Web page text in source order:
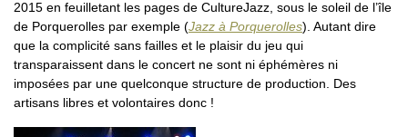
2015 en feuilletant les pages de CultureJazz, sous le soleil de l’île
de Porquerolles par exemple (Jazz à Porquerolles). Autant dire
que la complicité sans failles et le plaisir du jeu qui
transparaissent dans le concert ne sont ni éphémères ni
imposées par une quelconque structure de production. Des
artisans libres et volontaires donc !